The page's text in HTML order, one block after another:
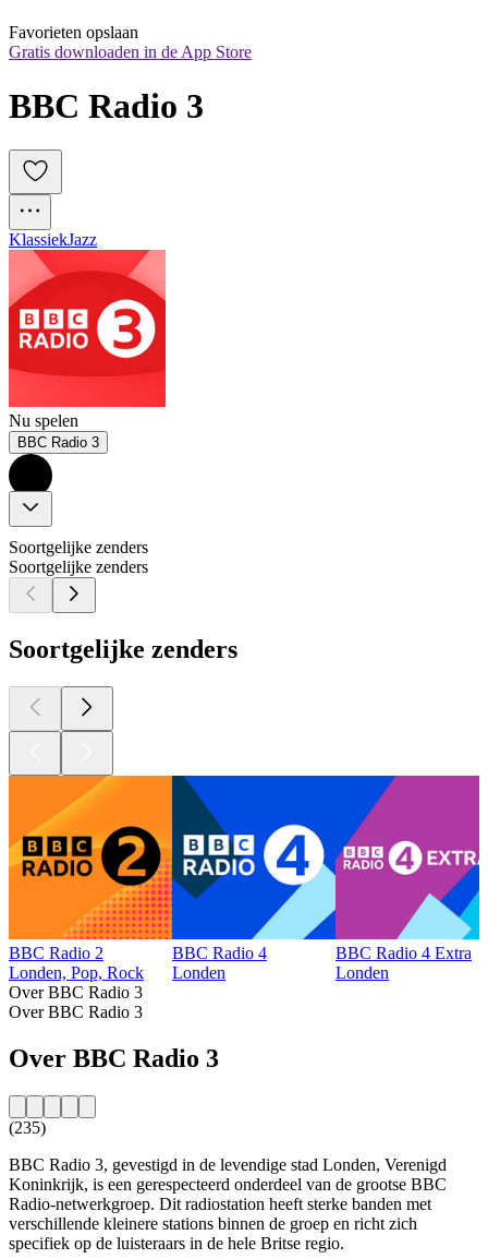
Favorieten opslaan
Gratis downloaden in de App Store
BBC Radio 3
KlassiekJazz
Nu spelen
BBC Radio 3
Soortgelijke zenders
Soortgelijke zenders
Soortgelijke zenders
BBC Radio 2
Londen, Pop, Rock
BBC Radio 4
Londen
BBC Radio 4 Extra
Londen
Over BBC Radio 3
Over BBC Radio 3
Over BBC Radio 3
(235)
BBC Radio 3, gevestigd in de levendige stad Londen, Verenigd
Koninkrijk, is een gerespecteerd onderdeel van de grootse BBC
Radio-netwerkgroep. Dit radiostation heeft sterke banden met
verschillende kleinere stations binnen de groep en richt zich
specifiek op de luisteraars in de hele Britse regio.